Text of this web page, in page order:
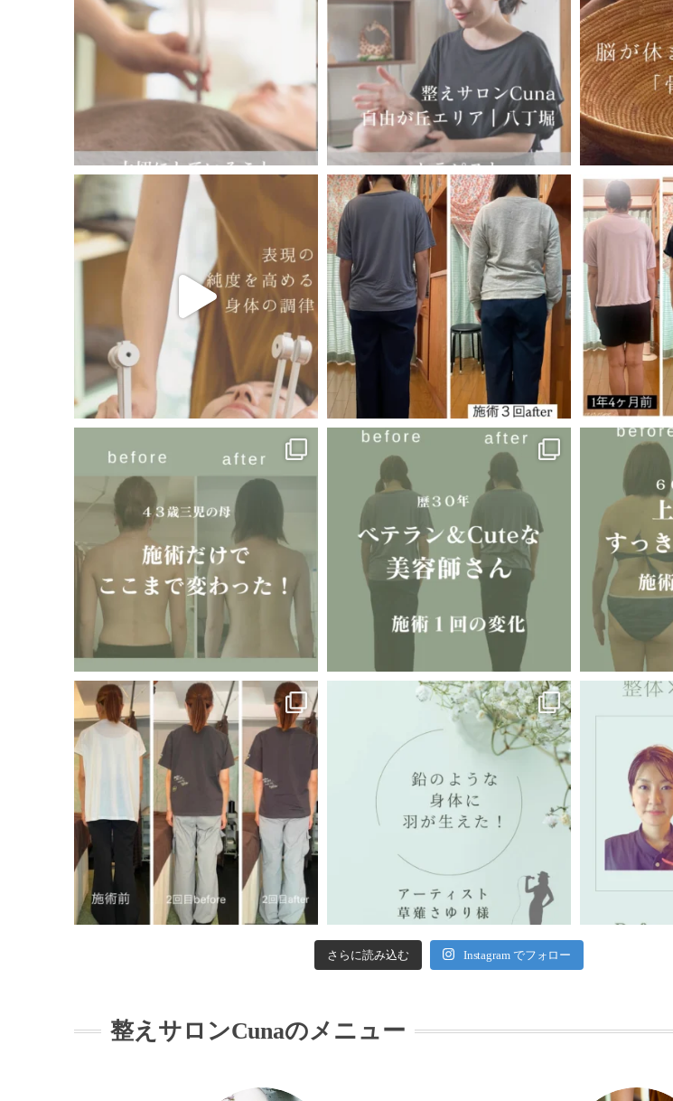
さらに読み込む Instagram でフォロー
整えサロンCunaのメニュー